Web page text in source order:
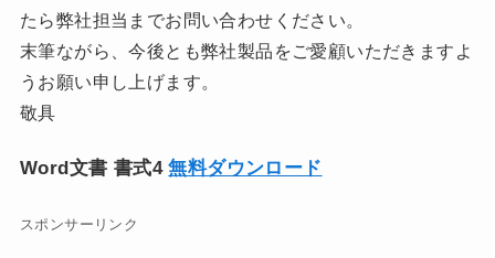
たら弊社担当までお問い合わせください。
末筆ながら、今後とも弊社製品をご愛顧いただきますよ
うお願い申し上げます。
敬具
Word文書 書式4無料ダウンロード
スポンサーリンク